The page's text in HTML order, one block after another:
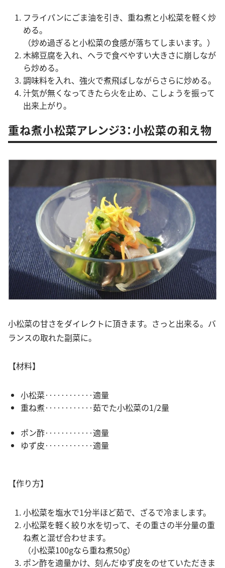
フライパンにごま油を引き、重ね煮と小松菜を軽く炒
める。
（炒め過ぎると小松菜の食感が落ちてしまいます。）
木綿豆腐を入れ、ヘラで食べやすい大きさに崩しなが
ら炒める。
調味料を入れ、強火で煮飛ばしながらさらに炒める。
汁気が無くなってきたら火を止め、こしょうを振って
出来上がり。
重ね煮小松菜アレンジ3：小松菜の和え物
小松菜の甘さをダイレクトに頂きます。さっと出来る。バ
ランスの取れた副菜に。
【材料】
小松菜‥‥‥‥‥‥適量
重ね煮‥‥‥‥‥‥茹でた小松菜の1/2量
ポン酢‥‥‥‥‥‥適量
ゆず皮‥‥‥‥‥‥適量
【作り方】
小松菜を塩水で1分半ほど茹で、ざるで冷まします。
小松菜を軽く絞り水を切って、その重さの半分量の重
ね煮と混ぜ合わせます。
（小松菜100gなら重ね煮50g）
ポン酢を適量かけ、刻んだゆず皮をのせていただきま